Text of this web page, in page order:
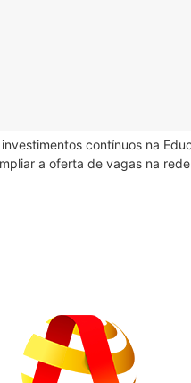
contínuos na
a oferta de vagas na